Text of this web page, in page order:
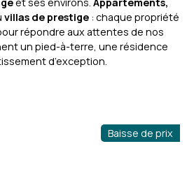
villas de prestige : chaque propriété
répondre aux attentes de nos
un pied-à-terre, une résidence
d’exception.
Baisse de prix